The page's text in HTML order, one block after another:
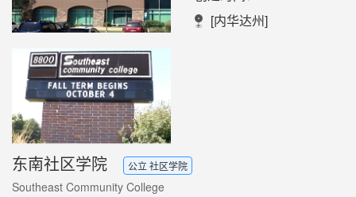
[内华达州]
东南社区学院 公立 社区学院
Southeast Community College